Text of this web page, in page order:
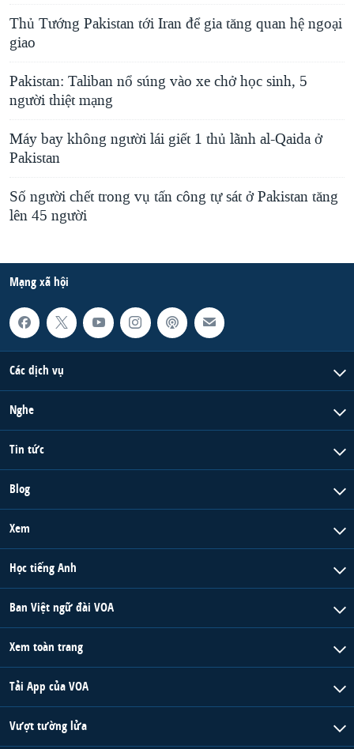
Thủ Tướng Pakistan tới Iran để gia tăng quan hệ ngoại
giao
Pakistan: Taliban nổ súng vào xe chở học sinh, 5
người thiệt mạng
Máy bay không người lái giết 1 thủ lãnh al-Qaida ở
Pakistan
Số người chết trong vụ tấn công tự sát ở Pakistan tăng
lên 45 người
Mạng xã hội
Các dịch vụ
Nghe
Tin tức
Blog
Xem
Học tiếng Anh
Ban Việt ngữ đài VOA
Xem toàn trang
Tải App của VOA
Vượt tường lửa